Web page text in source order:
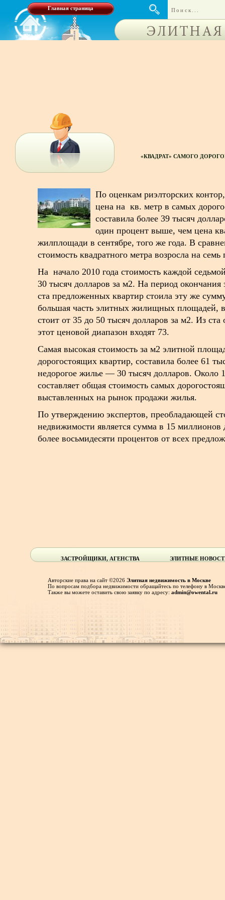
Главная страница
«КВАДРАТ» САМОГО
По оценкам риэлторских
цена на кв. метр в самых
составила более 39 тысяч
один процент выше, чем цена
жилплощади в сентябре, того же года. В
стоимость квадратного метра возросла на семь
На начало 2010 года стоимость каждой
30 тысяч долларов за м2. На период окончания
ста предложенных квартир стоила эту же
большая часть элитных жилищных площадей,
стоит от 35 до 50 тысяч долларов за м2. Из
этот ценовой диапазон входят 73.
Самая высокая стоимость за м2 элитной
дорогостоящих квартир, составила более 61
недорогое жилье — 30 тысяч долларов. Около
составляет общая стоимость самых
выставленных на рынок продажи жилья.
По утверждению экспертов, преобладающей
недвижимости является сумма в 15 миллионов
более восьмидесяти процентов от всех
ЗАСТРОЙЩИКИ, АГЕНСТВА ЭЛИТНЫЕ
Авторские права на сайт ©2026 Элитная недвижимость в Москве
По вопросам подбора недвижимости обращайтесь по телефону в
Также вы можете оставить свою заявку по адресу: admin@owental.ru